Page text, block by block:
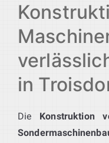
in
Die Konstruktion